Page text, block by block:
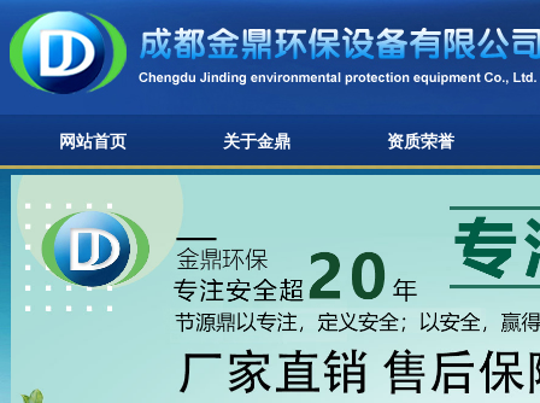
网站首页 关于金鼎 资质荣誉